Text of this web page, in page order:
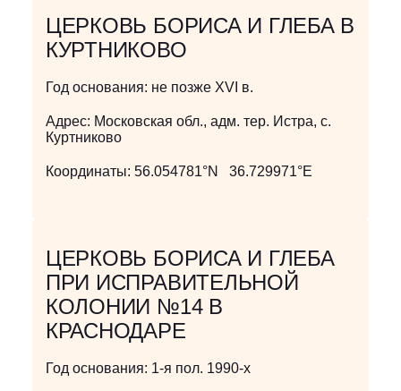
ЦЕРКОВЬ БОРИСА И ГЛЕБА В
КУРТНИКОВО
Год основания: не позже XVI в.
Адрес: Московская обл., адм. тер. Истра, с.
Куртниково
Координаты: 56.054781°N 36.729971°E
ЦЕРКОВЬ БОРИСА И ГЛЕБА
ПРИ ИСПРАВИТЕЛЬНОЙ
КОЛОНИИ №14 В
КРАСНОДАРЕ
Год основания: 1-я пол. 1990-х